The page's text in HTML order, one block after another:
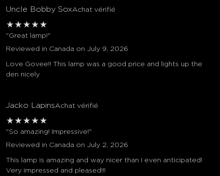
Uncle Bobby SoxAchat vérifié
★ ★ ★ ★ ★
"Great lamp!"
Reviewed in Canada on July 9, 2026
Love Govee!! This lamp was a good price and lights up the
den nicely
Jacko LapinsAchat vérifié
★ ★ ★ ★ ★
"So amazing! Impressive!"
Reviewed in Canada on July 2, 2026
This lamp is amazing and way nicer than I even anticipated!
Very impressed and pleased!!!